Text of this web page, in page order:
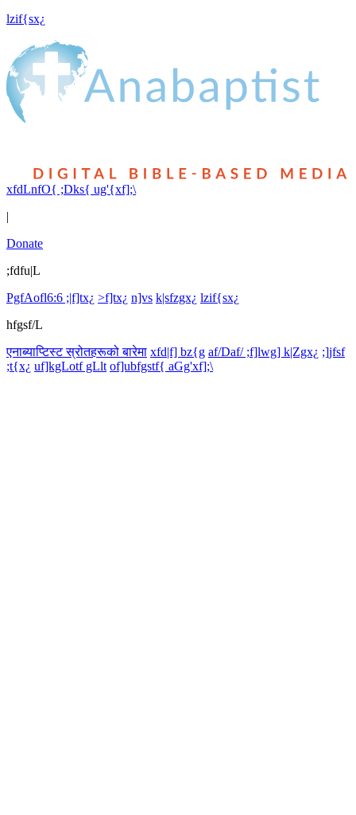
lzif{sx¿
xfdLnfO{ ;Dks{ ug'{xf];\
|
Donate
;fdfu|L
PgfAofl6:6 ;|f]tx¿ >f]tx¿ n]vs k|sfzgx¿ lzif{sx¿
hfgsf/L
एनाब्याप्टिस्ट स्रोतहरूको बारेमा xfd|f] bz{g af/Daf/ ;f]lwg] k|Zgx¿ ;]jfsf
;t{x¿ uf]kgLotf gLlt of]ubfgstf{ aGg'xf];\